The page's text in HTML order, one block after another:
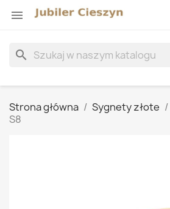

search
Strona główna Sygnety złote
S8